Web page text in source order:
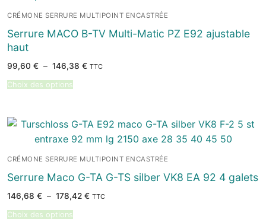
CRÉMONE SERRURE MULTIPOINT ENCASTRÉE
Serrure MACO B-TV Multi-Matic PZ E92 ajustable
haut
99,60 € – 146,38 €Plage
TTC
Choix des options
CRÉMONE SERRURE MULTIPOINT ENCASTRÉE
Serrure Maco G-TA G-TS silber VK8 EA 92 4 galets
146,68 € – 178,42 €Plage
TTC
Choix des options